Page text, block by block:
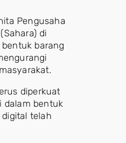
Pengusaha
di
barang
diperkuat
dalam bentuk
telah